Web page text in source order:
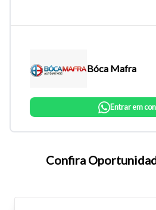
Bóca Mafra
Entrar em
Confira